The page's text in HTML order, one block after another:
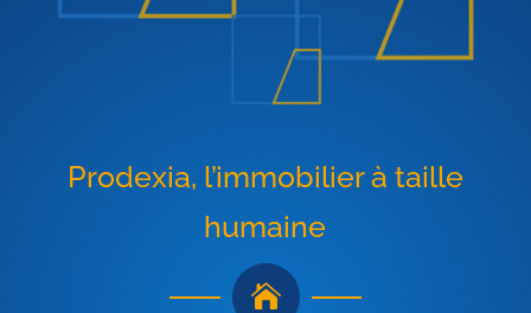
Prodexia, l’immobilier à taille
humaine
